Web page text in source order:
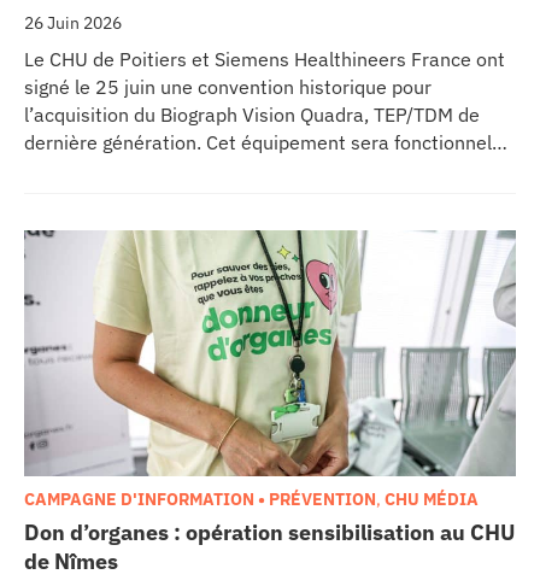
26 Juin 2026
Le CHU de Poitiers et Siemens Healthineers France ont
signé le 25 juin une convention historique pour
l’acquisition du Biograph Vision Quadra, TEP/TDM de
dernière génération. Cet équipement sera fonctionnel
l’excellence clinique et scientifique de l’établissement.
Ce projet représente un investissement de 9,5 millions
d’euros pour l’acquisition et l’installation de
l’équipement au cœur même du pôle régional de
cancérologie.
Don d’organes : opération sensibilisation au CHU
de Nîmes
CAMPAGNE D'INFORMATION • PRÉVENTION, CHU MÉDIA